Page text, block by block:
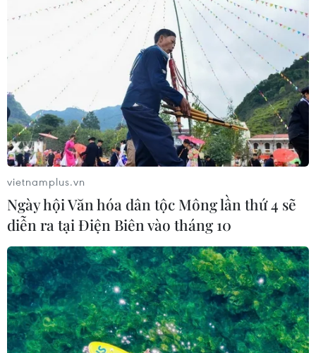
vietnamplus.vn
Ngày hội Văn hóa dân tộc Mông lần thứ 4 sẽ
diễn ra tại Điện Biên vào tháng 10